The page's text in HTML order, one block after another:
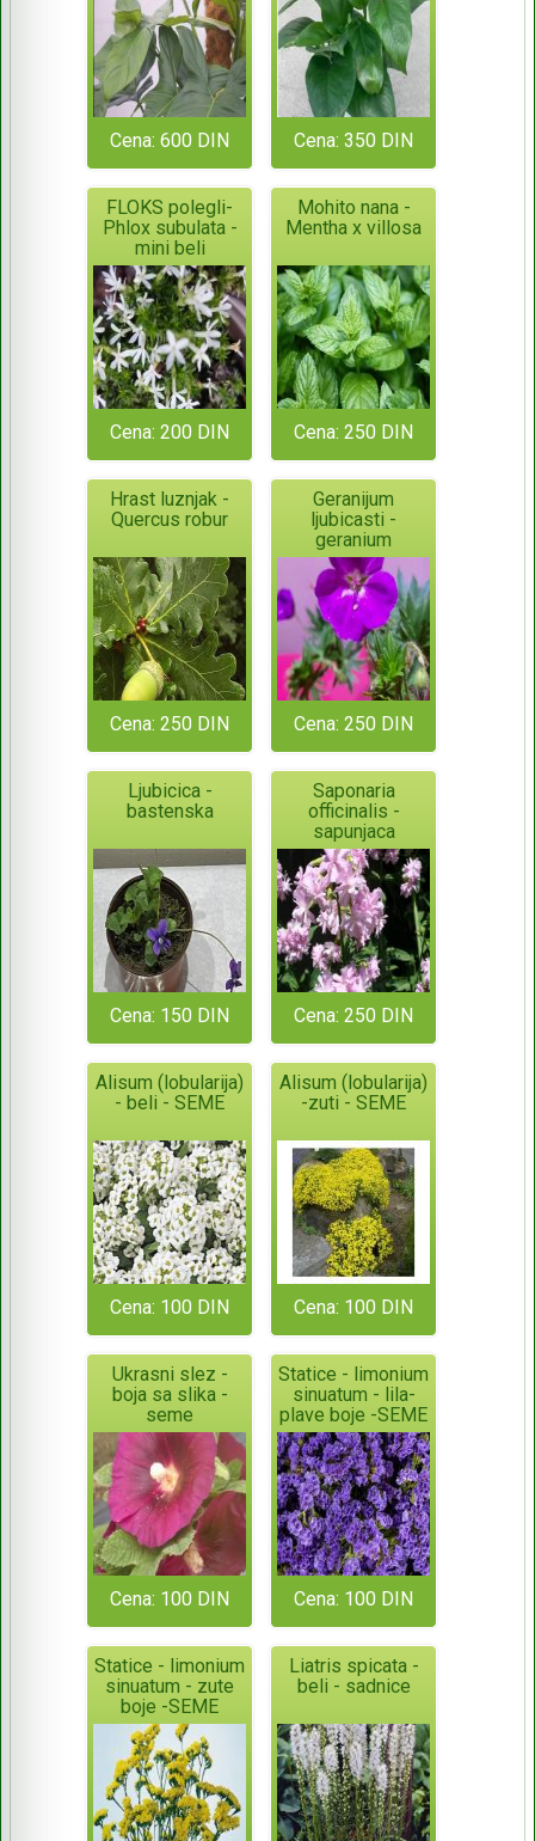
Cena: 600 DIN Cena: 350 DIN
FLOKS polegli-
Phlox subulata -
mini beli
Cena: 200 DIN
Mohito nana -
Mentha x villosa
Cena: 250 DIN
Hrast luznjak -
Quercus robur
Cena: 250 DIN
Geranijum
ljubicasti -
geranium
Cena: 250 DIN
Ljubicica -
bastenska
Cena: 150 DIN
Saponaria
officinalis -
sapunjaca
Cena: 250 DIN
Alisum (lobularija)
- beli - SEME
Cena: 100 DIN
Alisum (lobularija)
-zuti - SEME
Cena: 100 DIN
Ukrasni slez -
boja sa slika -
seme
Cena: 100 DIN
Statice - limonium
sinuatum - lila-
plave boje -SEME
Cena: 100 DIN
Statice - limonium
sinuatum - zute
boje -SEME
Liatris spicata -
beli - sadnice